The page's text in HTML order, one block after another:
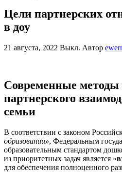
Цели партнерских
в доу
21 августа, 2022 Выкл. Автор
Современные
партнерского
семьи
В соответствии с законом
образовании», Федеральным
образовательным стандартом
из приоритетных задач является «
для обеспечения полноценного